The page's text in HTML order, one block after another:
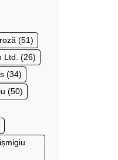
(51)
Ltd. (26)
(34)
(50)